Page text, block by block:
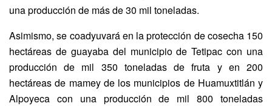
una producción de más de 30 mil toneladas.
Asimismo, se coadyuvará en la protección de cosecha 150
hectáreas de guayaba del municipio de Tetipac con una
producción de mil 350 toneladas de fruta y en 200
hectáreas de mamey de los municipios de Huamuxtitlán y
Alpoyeca con una producción de mil 800 toneladas